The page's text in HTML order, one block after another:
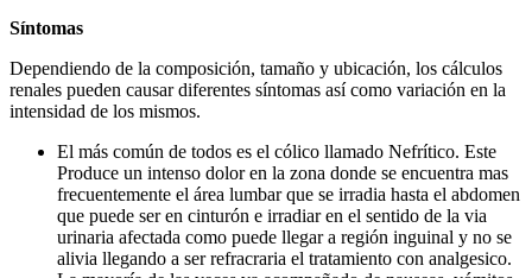
Síntomas
Dependiendo de la composición, tamaño y ubicación, los cálculos
renales pueden causar diferentes síntomas así como variación en la
intensidad de los mismos.
El más común de todos es el cólico llamado Nefrítico. Este
Produce un intenso dolor en la zona donde se encuentra mas
frecuentemente el área lumbar que se irradia hasta el abdomen
que puede ser en cinturón e irradiar en el sentido de la via
urinaria afectada como puede llegar a región inguinal y no se
alivia llegando a ser refracraria el tratamiento con analgesico.